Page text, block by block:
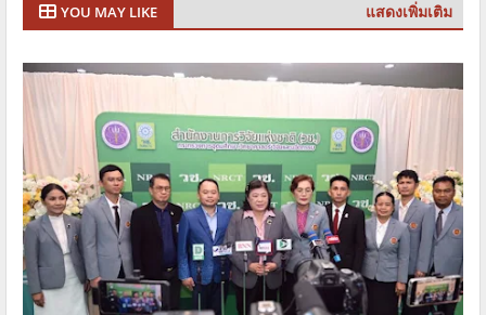
YOU MAY LIKE แสดงเพิ่มเติม